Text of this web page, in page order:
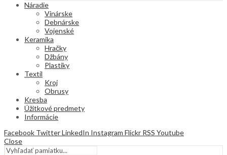
Náradie
Vinárske
Debnárske
Vojenské
Keramika
Hračky
Džbány
Plastiky
Textil
Kroj
Obrusy
Kresba
Úžitkové predmety
Informácie
Facebook TwitterLinkedIn Instagram Flickr RSS Youtube
Close